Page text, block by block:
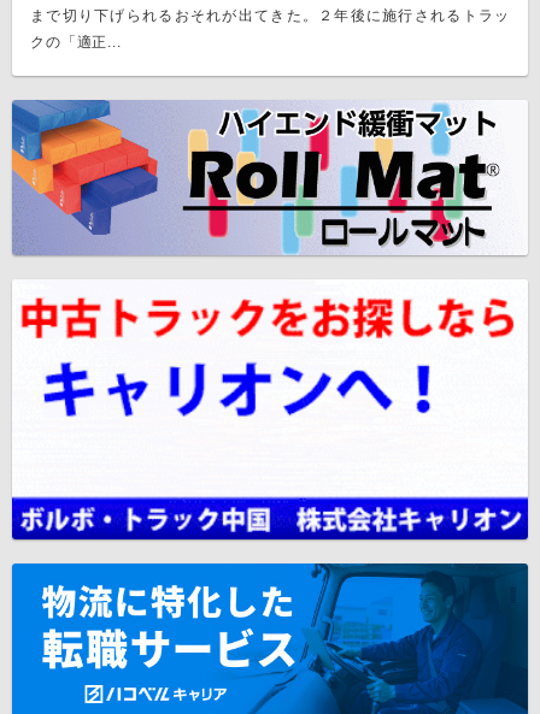
まで切り下げられるおそれが出てきた。２年後に施行されるトラッ
クの「適正...